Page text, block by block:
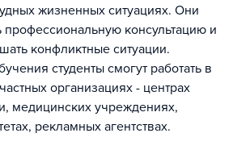
жизненных ситуациях. Они
профессиональную консультацию и
конфликтные ситуации.
студенты смогут работать в
организациях - центрах
медицинских учреждениях,
рекламных агентствах.